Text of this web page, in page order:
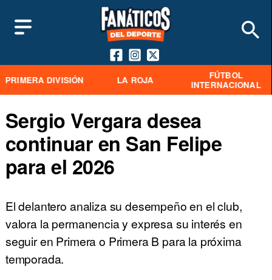
PRIMERA DIVISIÓN LA ROJA
FÚTBOL
INTERNACIONAL
Sergio Vergara desea
continuar en San Felipe
para el 2026
El delantero analiza su desempeño en el club,
valora la permanencia y expresa su interés en
seguir en Primera o Primera B para la próxima
temporada.